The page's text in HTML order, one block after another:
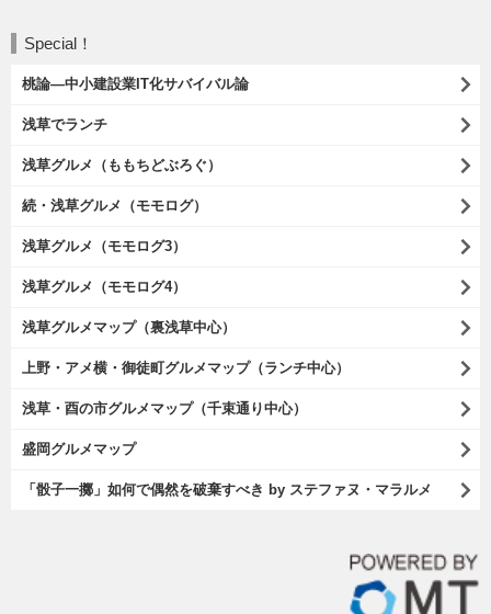
Special！
桃論―中小建設業IT化サバイバル論
浅草でランチ
浅草グルメ（ももちどぶろぐ）
続・浅草グルメ（モモログ）
浅草グルメ（モモログ3）
浅草グルメ（モモログ4）
浅草グルメマップ（裏浅草中心）
上野・アメ横・御徒町グルメマップ（ランチ中心）
浅草・酉の市グルメマップ（千束通り中心）
盛岡グルメマップ
「骰子一擲」如何で偶然を破棄すべき by ステファヌ・マラルメ